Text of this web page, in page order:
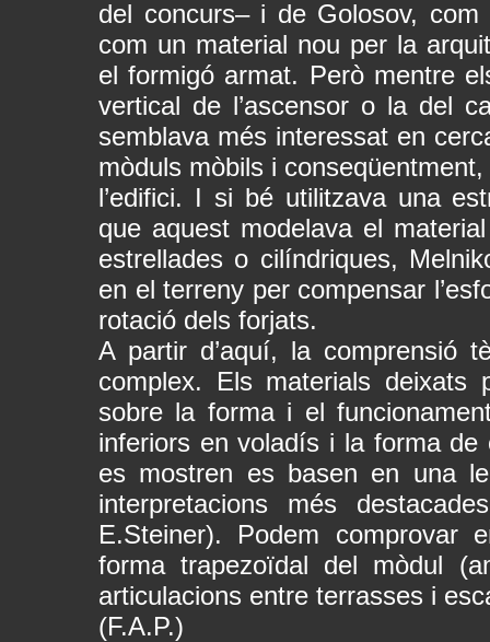
del concurs– i de Golosov,
com un material nou per la
el formigó armat. Però mentre
vertical de l’ascensor o la del
semblava més interessat en
mòduls mòbils i
l’edifici. I si bé utilitzava una
que aquest modelava el
estrellades o cilíndriques,
en el terreny per compensar
rotació dels forjats.
A partir d’aquí, la comprensió
complex. Els materials deixats
sobre la forma i el
inferiors en voladís i la forma
es mostren es basen en una
interpretacions més
E.Steiner). Podem comprovar
forma trapezoïdal del mòdul
articulacions entre terrasses i
(F.A.P.)